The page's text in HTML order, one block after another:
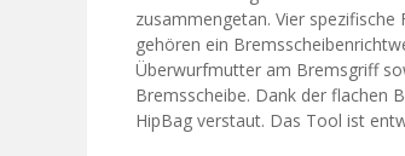
zusammengetan. Vier
gehören ein
Überwurfmutter am Bremsgriff
Bremsscheibe. Dank der flachen
HipBag verstaut. Das Tool ist